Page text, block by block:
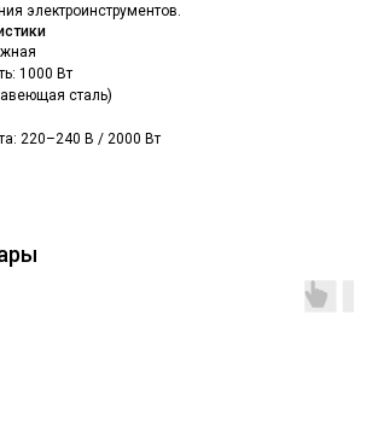
электроинструментов.
1000 Вт
сталь)
220–240 В / 2000 Вт